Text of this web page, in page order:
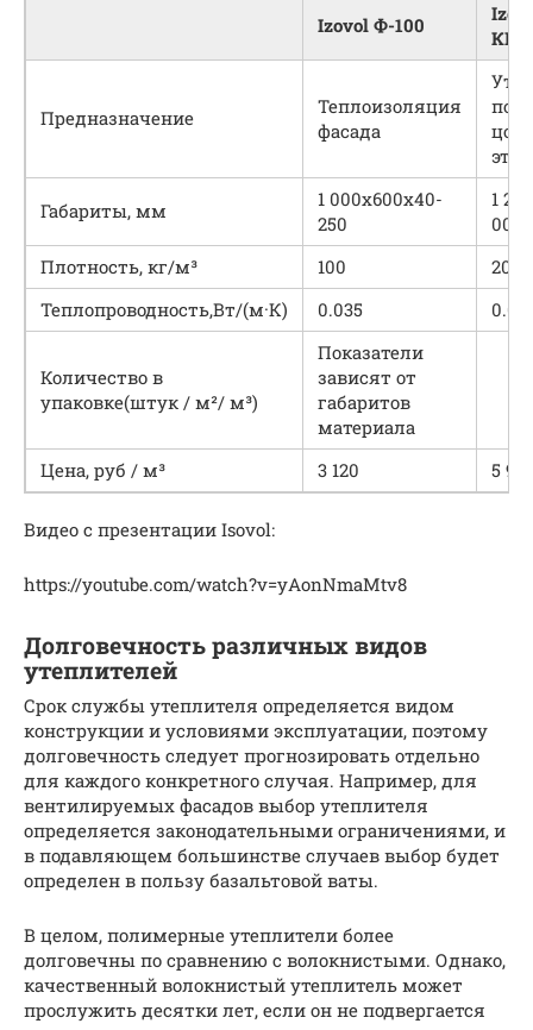
Izovol Ф-100
КВ-
Предназначение
Теплоизоляция
фасада
пола
Габариты, мм
1 000х600х40-
250
1
Плотность, кг/м³
100
200
Теплопроводность,Вт/(м·К)
0.035
Количество в
упаковке(штук / м²/ м³)
Показатели
зависят от
габаритов
материала
Цена, руб / м³
3 120 5 910
Видео с презентации Isovol:
https://youtube.com/watch?v=yAonNmaMtv8
Долговечность различных видов
утеплителей
Срок службы утеплителя определяется видом
конструкции и условиями эксплуатации, поэтому
долговечность следует прогнозировать отдельно
для каждого конкретного случая. Например, для
вентилируемых фасадов выбор утеплителя
определяется законодательными ограничениями, и
в подавляющем большинстве случаев выбор будет
определен в пользу базальтовой ваты.
В целом, полимерные утеплители более
долговечны по сравнению с волокнистыми. Однако,
качественный волокнистый утеплитель может
прослужить десятки лет, если он не подвергается